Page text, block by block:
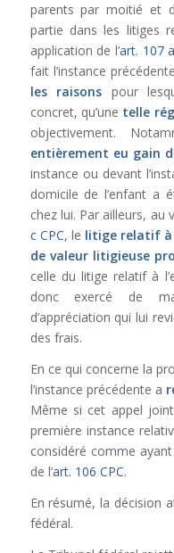
parents par moitié et
partie dans les litiges
application de l’art. 107
fait l’instance
les raisons pour
concret, qu’une telle
objectivement.
entièrement eu gain
instance ou devant
domicile de l’enfant a
chez lui. Par ailleurs, au
c CPC, le litige relatif à
de valeur litigieuse
celle du litige relatif à
donc exercé de
d’appréciation qui lui
des frais.
En ce qui concerne la
l’instance précédente a
Même si cet appel
première instance
considéré comme
de l’art. 106 CPC.
En résumé, la décision
fédéral.